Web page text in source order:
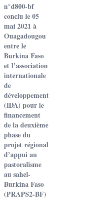
n°d800-bf
conclu le 05
mai 2021 à
Ouagadougou
entre le
Burkina Faso
et l’association
internationale
de
développement
(IDA) pour le
financement
de la deuxième
phase du
projet régional
d’appui au
pastoralisme
au sahel-
Burkina Faso
(PRAPS2-BF)